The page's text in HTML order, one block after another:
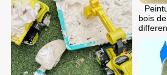
bois